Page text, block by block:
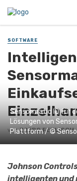
SOFTWARE
vonJOERG FEHLISCH
Sensormatic IQ für
Lösungen von
Plattform / ©
Johnson
intelligenten und